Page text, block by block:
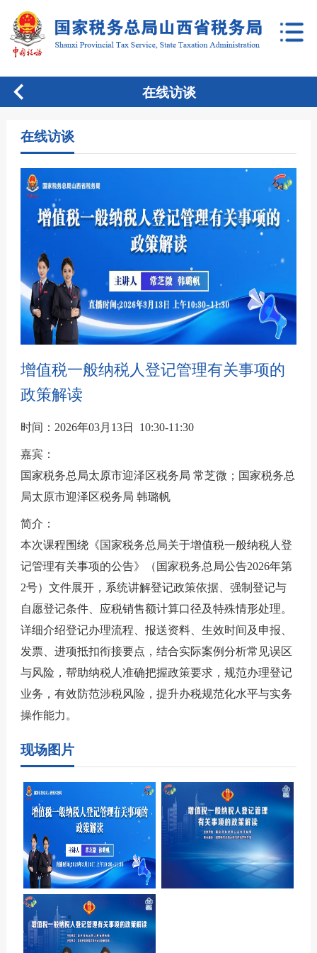
在线访谈
在线访谈
增值税一般纳税人登记管理有关事项的
政策解读
时间：2026年03月13日 10:30-11:30
嘉宾：
国家税务总局太原市迎泽区税务局 常芝微；国家税务总
局太原市迎泽区税务局 韩璐帆
简介：
本次课程围绕《国家税务总局关于增值税一般纳税人登
记管理有关事项的公告》（国家税务总局公告2026年第
2号）文件展开，系统讲解登记政策依据、强制登记与
自愿登记条件、应税销售额计算口径及特殊情形处理。
详细介绍登记办理流程、报送资料、生效时间及申报、
发票、进项抵扣衔接要点，结合实际案例分析常见误区
与风险，帮助纳税人准确把握政策要求，规范办理登记
业务，有效防范涉税风险，提升办税规范化水平与实务
操作能力。
现场图片